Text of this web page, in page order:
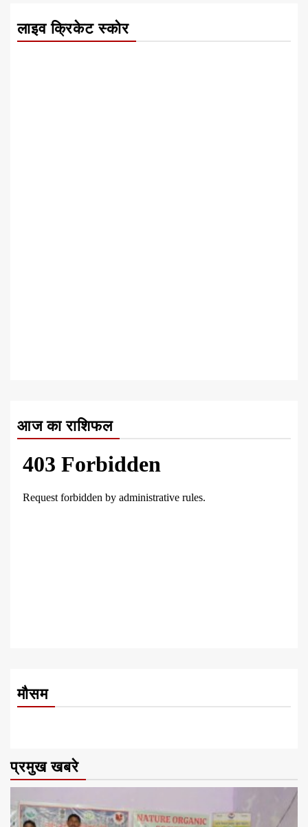
लाइव क्रिकेट स्कोर
आज का राशिफल
मौसम
प्रमुख खबरे